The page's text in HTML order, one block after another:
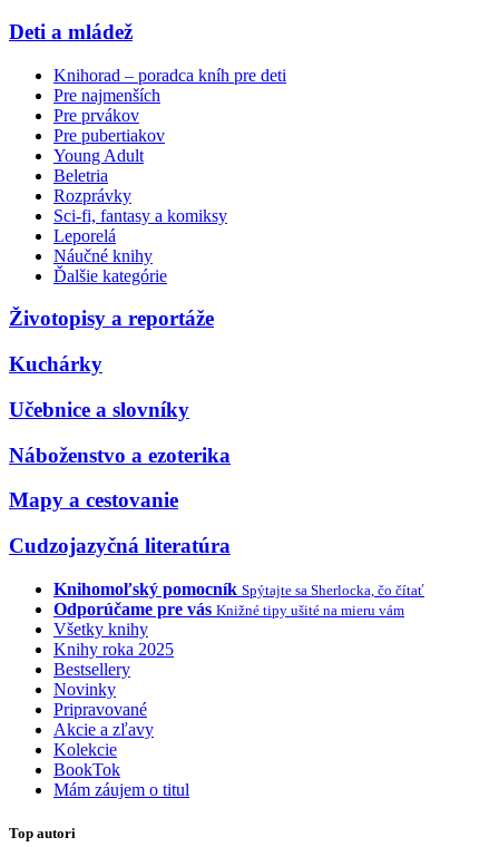
Deti a mládež
Knihorad – poradca kníh pre deti
Pre najmenších
Pre prvákov
Pre pubertiakov
Young Adult
Beletria
Rozprávky
Sci-fi, fantasy a komiksy
Leporelá
Náučné knihy
Ďalšie kategórie
Životopisy a reportáže
Kuchárky
Učebnice a slovníky
Náboženstvo a ezoterika
Mapy a cestovanie
Cudzojazyčná literatúra
Knihomoľský pomocník Spýtajte sa Sherlocka, čo čítať
Odporúčame pre vás Knižné tipy ušité na mieru vám
Všetky knihy
Knihy roka 2025
Bestsellery
Novinky
Pripravované
Akcie a zľavy
Kolekcie
BookTok
Mám záujem o titul
Top autori